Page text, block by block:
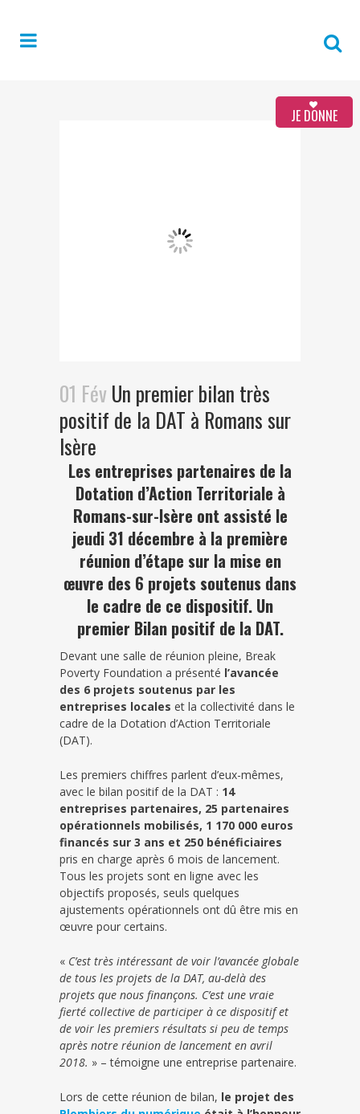
JE DONNE
01 Fév Un premier bilan très
positif de la DAT à Romans sur
Isère
Les entreprises partenaires de la
Dotation d’Action Territoriale à
Romans-sur-Isère ont assisté le
jeudi 31 décembre à la première
réunion d’étape sur la mise en
œuvre des 6 projets soutenus dans
le cadre de ce dispositif. Un
premier Bilan positif de la DAT.
Devant une salle de réunion pleine, Break
Poverty Foundation a présenté l’avancée
des 6 projets soutenus par les
entreprises locales et la collectivité dans le
cadre de la Dotation d’Action Territoriale
(DAT).
Les premiers chiffres parlent d’eux-mêmes,
avec le bilan positif de la DAT : 14
entreprises partenaires, 25 partenaires
opérationnels mobilisés, 1 170 000 euros
financés sur 3 ans et 250 bénéficiaires
pris en charge après 6 mois de lancement.
Tous les projets sont en ligne avec les
objectifs proposés, seuls quelques
ajustements opérationnels ont dû être mis en
œuvre pour certains.
« C’est très intéressant de voir l’avancée globale
de tous les projets de la DAT, au-delà des
projets que nous finançons. C’est une vraie
fierté collective de participer à ce dispositif et
de voir les premiers résultats si peu de temps
après notre réunion de lancement en avril
2018. » – témoigne une entreprise partenaire.
Lors de cette réunion de bilan, le projet des